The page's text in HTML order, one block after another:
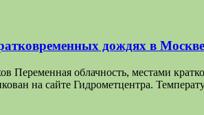
дождях в Москве
облачность, местами
на сайте Гидрометцентра.